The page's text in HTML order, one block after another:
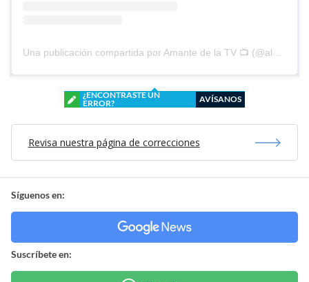
Una publicación compartida por Amante de la TV 📺 (@alguien_te_observa)
¿ENCONTRASTE UN
ERROR?
AVÍSANOS
Revisa nuestra página de correcciones
Síguenos en:
Suscríbete en: